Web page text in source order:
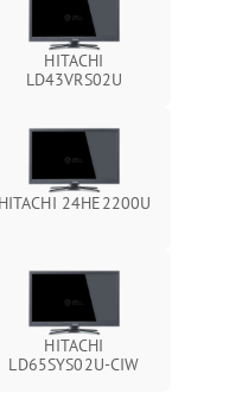
HITACHI
LD43VRS02U
HITACHI 24HE2200U
HITACHI
LD65SYS02U-CIW